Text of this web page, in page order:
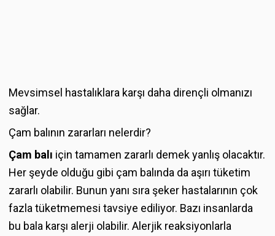
Mevsimsel hastalıklara karşı daha dirençli olmanızı
sağlar.
Çam balının zararları nelerdir?
Çam balı için tamamen zararlı demek yanlış olacaktır.
Her şeyde olduğu gibi çam balında da aşırı tüketim
zararlı olabilir. Bunun yanı sıra şeker hastalarının çok
fazla tüketmemesi tavsiye ediliyor. Bazı insanlarda
bu bala karşı alerji olabilir. Alerjik reaksiyonlarla